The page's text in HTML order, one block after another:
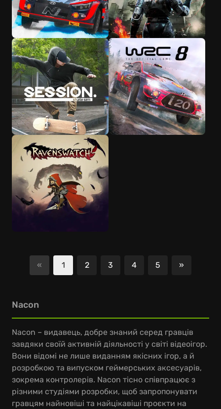
« 1 2 3 4 5 »
Nacon
Nacon – видавець, добре знаний серед гравців
завдяки своїй активній діяльності у світі відеоігор.
Вони відомі не лише виданням якісних ігор, а й
розробкою та випуском геймерських аксесуарів,
зокрема контролерів. Nacon тісно співпрацює з
різними студіями розробки, щоб запропонувати
гравцям найновіші та найцікавіші проєкти на